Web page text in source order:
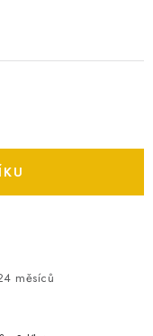
měsíců